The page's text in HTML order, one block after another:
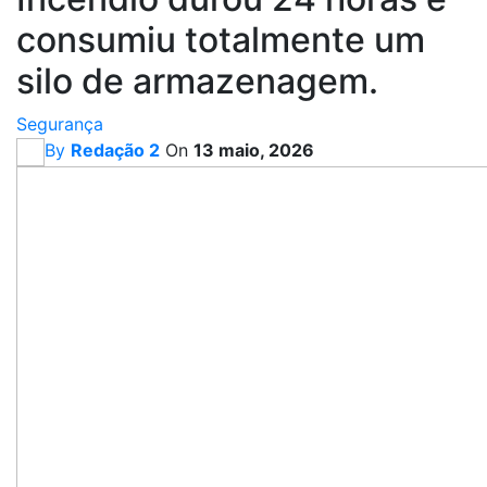
consumiu totalmente um
silo de armazenagem.
Segurança
By Redação 2 On 13 maio, 2026